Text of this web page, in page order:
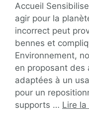
Accueil
agir pour la
incorrect peut
bennes et
Environnement,
en proposant des
adaptées à un
pour un
supports … Lire la